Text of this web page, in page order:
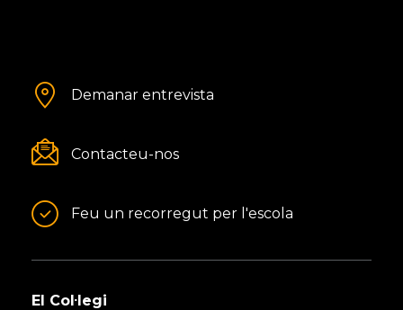
Demanar entrevista
Contacteu-nos
Feu un recorregut per l'escola
El Col·legi